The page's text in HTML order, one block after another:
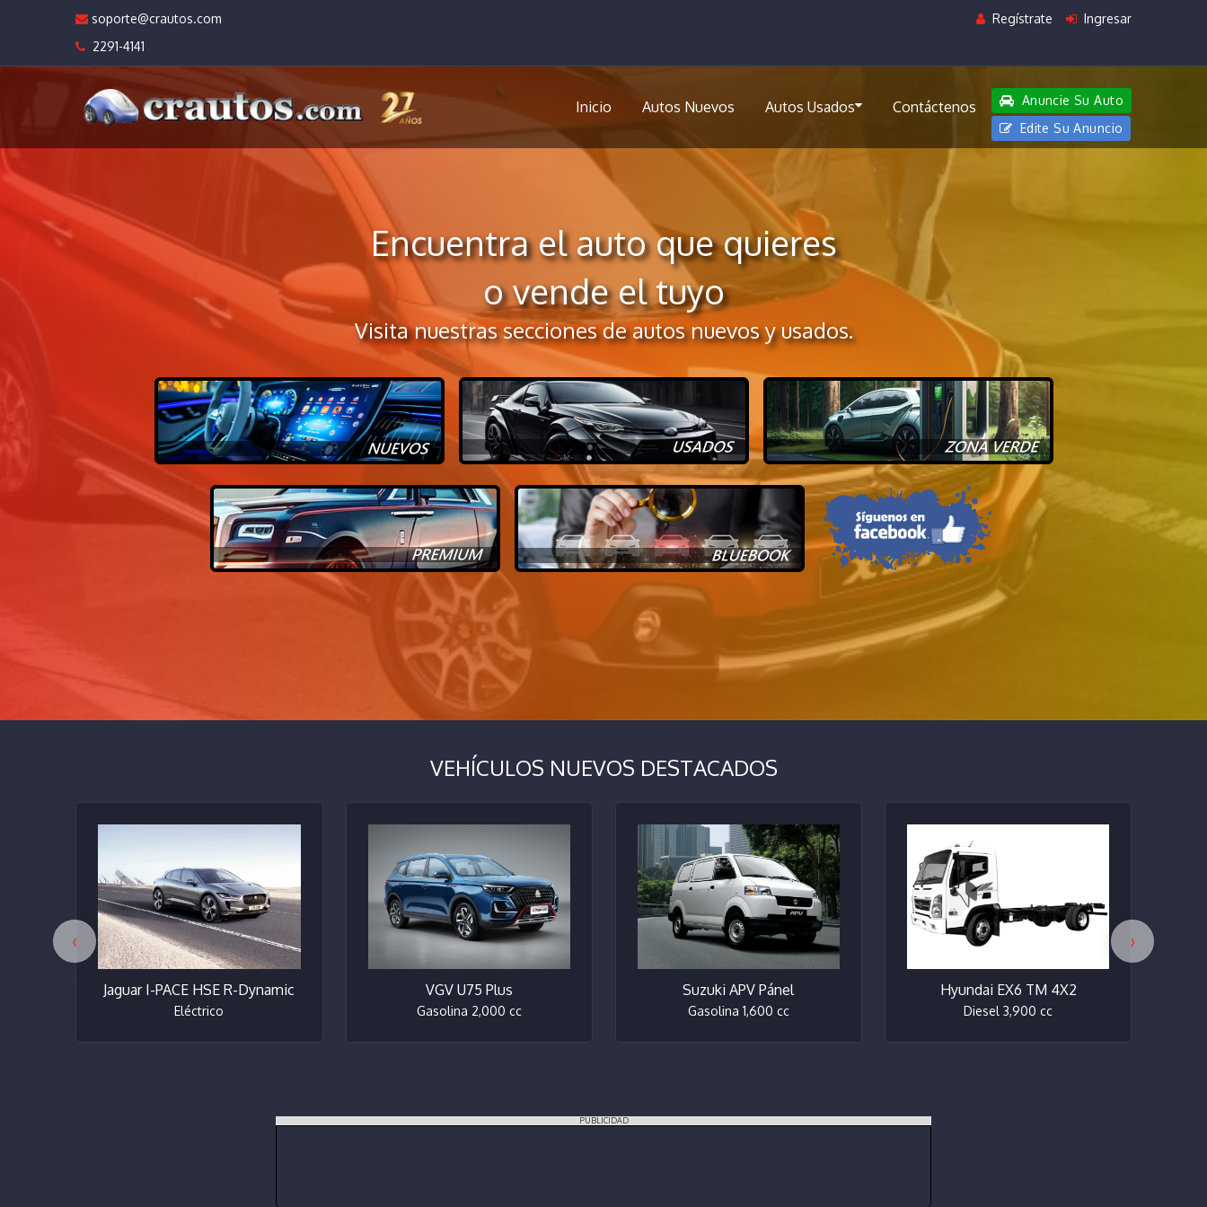
soporte@crautos.com
2291-4141
Regístrate Ingresar
Inicio Autos Nuevos Autos Usados Contáctenos
Anuncie Su Auto
Edite Su Anuncio
Encuentra el auto que quieres
o vende el tuyo
Visita nuestras secciones de autos nuevos y usados.
VEHÍCULOS NUEVOS DESTACADOS
Jaguar I-PACE HSE R-Dynamic
Eléctrico
VGV U75 Plus
Gasolina 2,000 cc
Suzuki APV Pánel
Gasolina 1,600 cc
Hyundai EX6 TM 4X2
Diesel 3,900 cc
‹ ›
PUBLICIDAD